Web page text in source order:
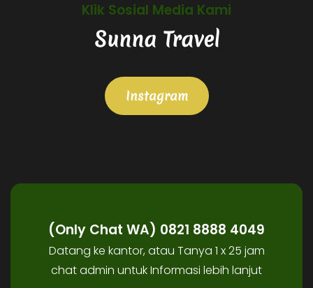
Klik Sosial Media Kami
Sunna Travel
Instagram
(Only Chat WA) 0821 8888 4049
Datang ke kantor, atau Tanya 1 x 25 jam
chat admin untuk Informasi lebih lanjut